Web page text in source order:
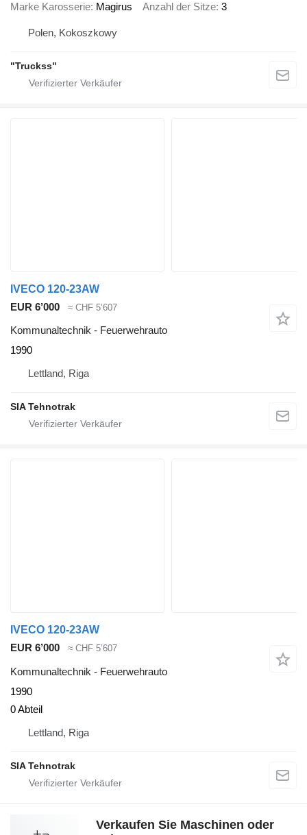
Marke Karosserie Magirus Anzahl der Sitze 3
Polen, Kokoszkowy
"Truckss"
IVECO 120-23AW
EUR 6’000
≈ CHF 5’607
Kommunaltechnik - Feuerwehrauto
1990
Lettland, Riga
SIA Tehnotrak
IVECO 120-23AW
EUR 6’000
≈ CHF 5’607
Kommunaltechnik - Feuerwehrauto
1990
0 Abteil
Lettland, Riga
SIA Tehnotrak
Verkaufen Sie Maschinen oder